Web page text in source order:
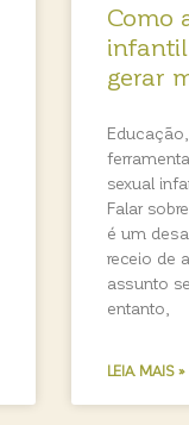
Como
gerar
sexual
Falar
é um
receio de
assunto
entanto,
LEIA MAIS »